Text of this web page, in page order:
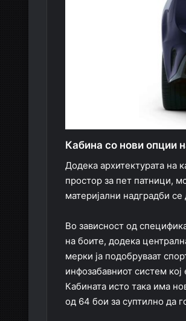
Кабина со нови опции
Додека архитектурата на
простор за пет патници,
материјални надградби
Во зависност од
на боите, додека
мерки ја подобруваат
инфозабавниот систем
Кабината исто така има
од 64 бои за суптилно да